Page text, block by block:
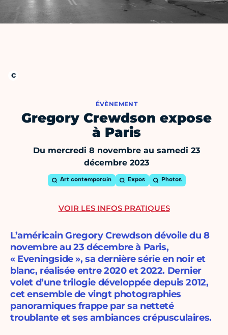
ÉVÈNEMENT
Gregory Crewdson expose
à Paris
Du mercredi 8 novembre au samedi 23
décembre 2023
Art contemporain Expos Photos
L’américain Gregory Crewdson dévoile du 8
novembre au 23 décembre à Paris,
« Eveningside », sa dernière série en noir et
blanc, réalisée entre 2020 et 2022. Dernier
volet d’une trilogie développée depuis 2012,
cet ensemble de vingt photographies
panoramiques frappe par sa netteté
troublante et ses ambiances crépusculaires.
VOIR LES INFOS PRATIQUES